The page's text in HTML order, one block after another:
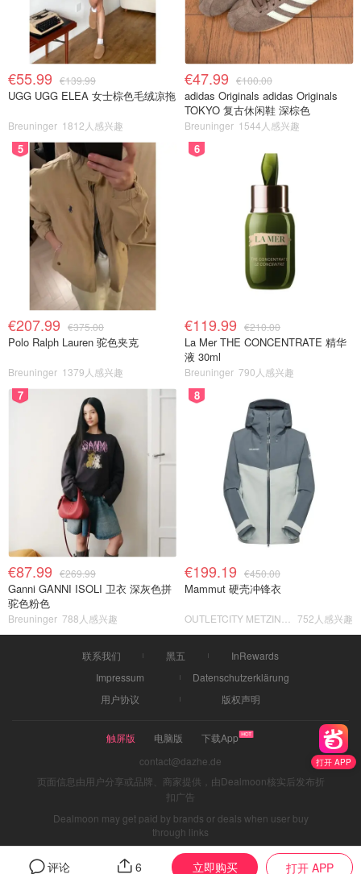
打开 APP
评论 6 立即购买 打开 APP
€55.99 €139.99
UGG UGG ELEA 女士棕色毛绒凉拖
Breuninger 1812人感兴趣
€47.99 €100.00
adidas Originals adidas Originals
TOKYO 复古休闲鞋 深棕色
Breuninger 1544人感兴趣
5
€207.99 €375.00
Polo Ralph Lauren 驼色夹克
Breuninger 1379人感兴趣
6
€119.99 €210.00
La Mer THE CONCENTRATE 精华
液 30ml
Breuninger 790人感兴趣
7
€87.99 €269.99
Ganni GANNI ISOLI 卫衣 深灰色拼
驼色粉色
Breuninger 788人感兴趣
8
€199.19 €450.00
Mammut 硬壳冲锋衣
752人感兴趣
联系我们 黑五
InRewards
Impressum
Datenschutzerklärung
用户协议
版权声明
触屏版 电脑版
下载App
contact@dazhe.de
页面信息由用户分享或品牌、商家提供，由Dealmoon核实后发布折
扣广告
Dealmoon may get paid by brands or deals when user buy
through links